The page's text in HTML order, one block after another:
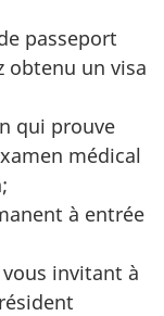
passeport
obtenu un visa
qui prouve
médical
à entrée
invitant à